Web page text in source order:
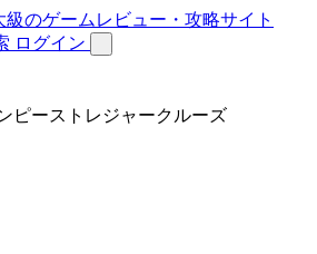
ログイン
ピーストレジャークルーズ